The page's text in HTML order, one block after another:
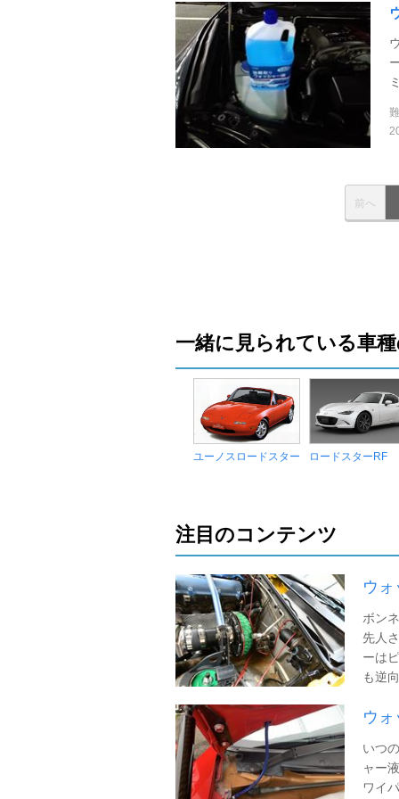
前へ
一緒に見られている車
ユーノスロードスター ロードスターRF
注目のコンテンツ
ウ
ボン
先人
ーは
も逆
ウ
いつ
ャー
ワイ